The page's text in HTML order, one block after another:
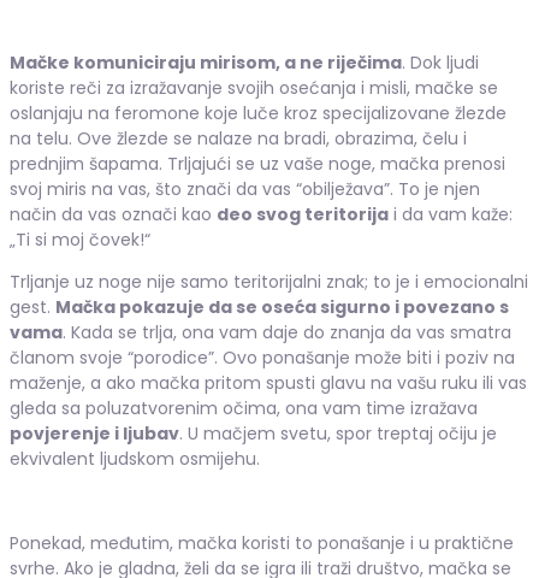
Mačke komuniciraju mirisom, a ne riječima. Dok ljudi
koriste reči za izražavanje svojih osećanja i misli, mačke se
oslanjaju na feromone koje luče kroz specijalizovane žlezde
na telu. Ove žlezde se nalaze na bradi, obrazima, čelu i
prednjim šapama. Trljajući se uz vaše noge, mačka prenosi
svoj miris na vas, što znači da vas “obilježava”. To je njen
način da vas označi kao deo svog teritorija i da vam kaže:
„Ti si moj čovek!“
Trljanje uz noge nije samo teritorijalni znak; to je i emocionalni
gest. Mačka pokazuje da se oseća sigurno i povezano s
vama. Kada se trlja, ona vam daje do znanja da vas smatra
članom svoje “porodice”. Ovo ponašanje može biti i poziv na
maženje, a ako mačka pritom spusti glavu na vašu ruku ili vas
gleda sa poluzatvorenim očima, ona vam time izražava
povjerenje i ljubav. U mačjem svetu, spor treptaj očiju je
ekvivalent ljudskom osmijehu.
Ponekad, međutim, mačka koristi to ponašanje i u praktične
svrhe. Ako je gladna, želi da se igra ili traži društvo, mačka se